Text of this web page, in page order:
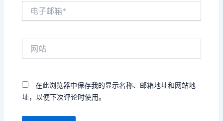
在此浏览器中保存我的显示名称、邮箱地址和网站地
址，以便下次评论时使用。